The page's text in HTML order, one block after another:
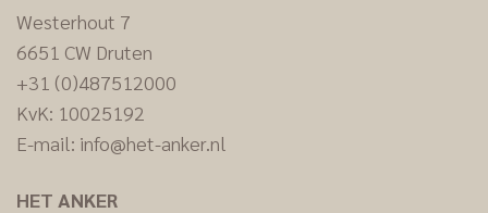
Westerhout 7
6651 CW Druten
+31 (0)487512000
KvK: 10025192
E-mail: info@het-anker.nl
HET ANKER